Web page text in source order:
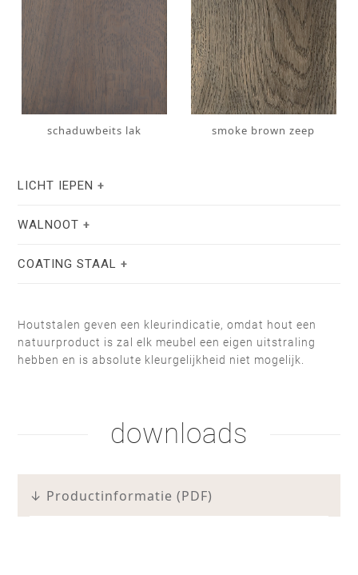
schaduwbeits lak smoke brown zeep
LICHT IEPEN
beits lak 2 zeep wit
WALNOOT
COATING STAAL
wit RAL 9010 taupe F6.05.50
Houtstalen geven een kleurindicatie, omdat hout een
natuurproduct is zal elk meubel een eigen uitstraling
hebben en is absolute kleurgelijkheid niet mogelijk.
downloads
↓ Productinformatie (PDF)